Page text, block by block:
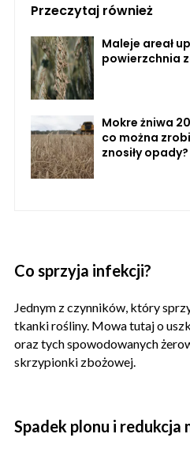
Przeczytaj również
Maleje areał
powierzchnia
Mokre żniwa
co można
znosiły opady?
Co sprzyja infekcji?
Jednym z czynników, który
tkanki rośliny. Mowa tutaj o
oraz tych spowodowanych
skrzypionki zbożowej.
Spadek plonu i redukcja